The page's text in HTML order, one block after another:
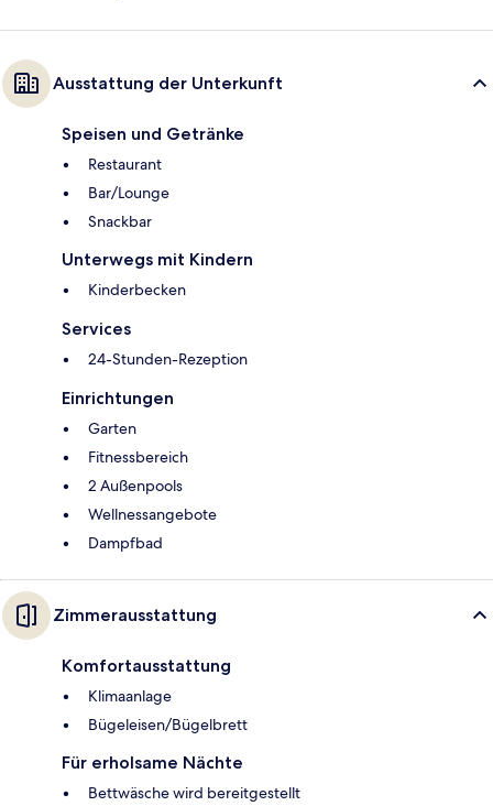
Ausstattung der Unterkunft
Speisen und Getränke
Restaurant
Bar/Lounge
Snackbar
Unterwegs mit Kindern
Kinderbecken
Services
24-Stunden-Rezeption
Einrichtungen
Garten
Fitnessbereich
2 Außenpools
Wellnessangebote
Dampfbad
Zimmerausstattung
Komfortausstattung
Klimaanlage
Bügeleisen/Bügelbrett
Für erholsame Nächte
Bettwäsche wird bereitgestellt